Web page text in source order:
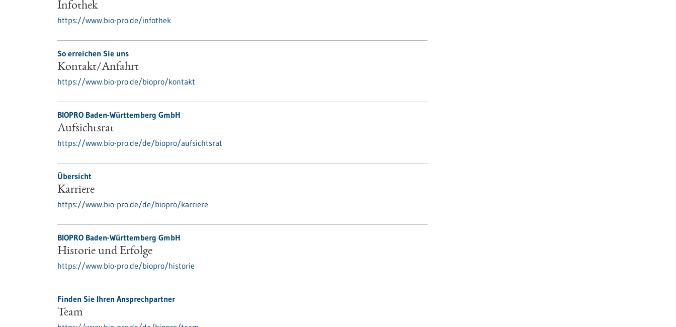
Infothek
https://www.bio-pro.de/infothek
So erreichen Sie uns
Kontakt/Anfahrt
https://www.bio-pro.de/biopro/kontakt
BIOPRO Baden-Württemberg GmbH
Aufsichtsrat
https://www.bio-pro.de/de/biopro/aufsichtsrat
Übersicht
Karriere
https://www.bio-pro.de/de/biopro/karriere
BIOPRO Baden-Württemberg GmbH
Historie und Erfolge
https://www.bio-pro.de/biopro/historie
Finden Sie Ihren Ansprechpartner
Team